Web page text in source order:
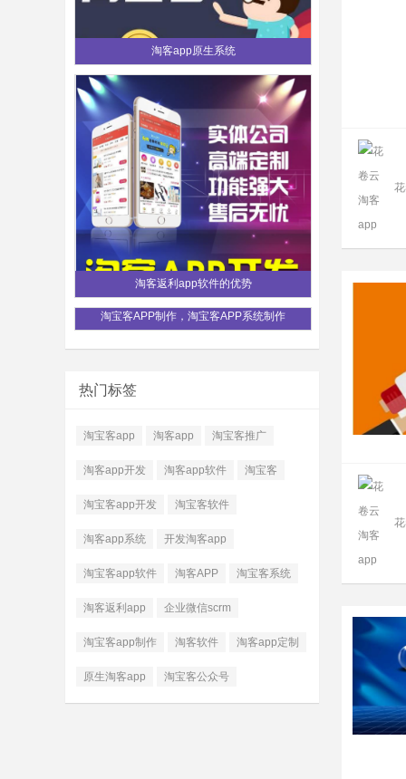
淘客app原生系统
淘客返利app软件的优势
淘宝客APP制作，淘宝客APP系统制作
热门标签
淘宝客app 淘客app 淘宝客推广
淘客app开发 淘客app软件 淘宝客
淘宝客app开发 淘宝客软件
淘客app系统 开发淘客app
淘宝客app软件 淘客APP 淘宝客系统
淘客返利app 企业微信scrm
淘宝客app制作 淘客软件 淘客app定制
原生淘客app 淘宝客公众号